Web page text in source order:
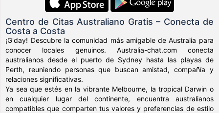
Centro de Citas Australiano Gratis – Conecta de
Costa a Costa
¡G'day! Descubre la comunidad más amigable de Australia para
conocer locales genuinos. Australia-chat.com conecta
australianos desde el puerto de Sydney hasta las playas de
Perth, reuniendo personas que buscan amistad, compañía y
relaciones significativas.
Ya sea que estés en la vibrante Melbourne, la tropical Darwin o
en cualquier lugar del continente, encuentra australianos
compatibles que comparten tus valores y preferencias de estilo